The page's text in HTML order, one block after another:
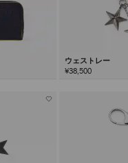
ウェストレー
¥38,500